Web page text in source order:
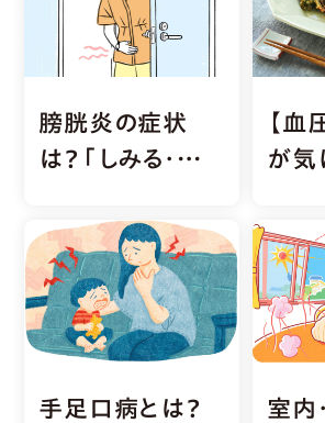
膀胱炎の症状
は？「しみる・近
ンに要注意
【血
が気
き揚
手足口病とは？
室内